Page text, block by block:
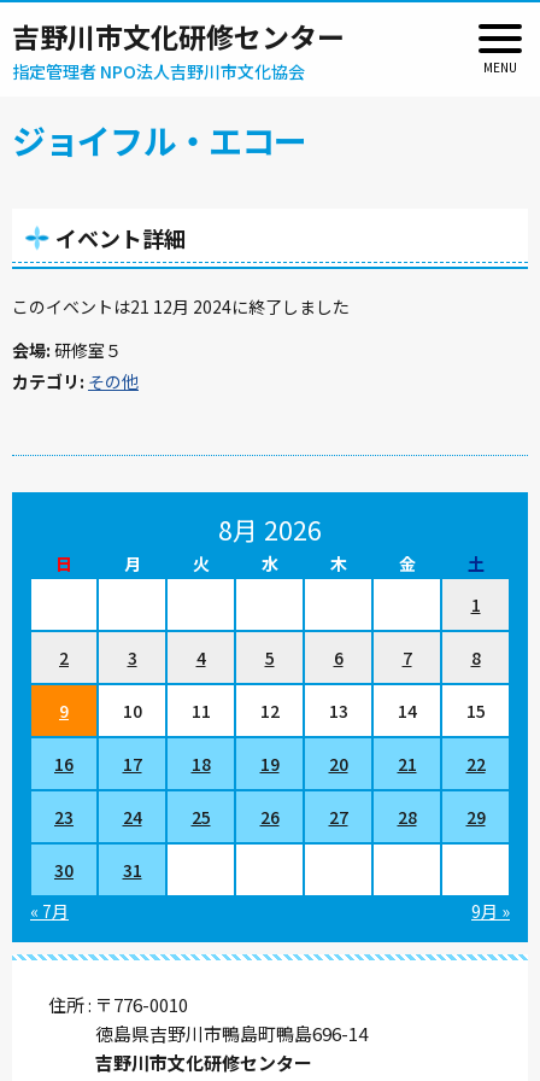
吉野川市文化研修センター
指定管理者 NPO法人吉野川市文化協会
ジョイフル・エコー
イベント詳細
このイベントは21 12月 2024に終了しました
会場: 研修室５
カテゴリ: その他
8月 2026
日 月 火 水 木 金
土
1
2 3 4 5 6 7 8
9 10 11 12 13 14 15
16 17 18 19 20 21 22
23 24 25 26 27 28 29
30
31
« 7月
9月 »
住所 〒776-0010
徳島県吉野川市鴨島町鴨島696-14
吉野川市文化研修センター